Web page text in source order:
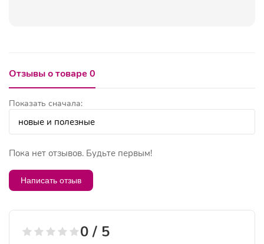
Отзывы о товаре 0
Показать сначала:
Пока нет отзывов. Будьте первым!
Написать отзыв
0 / 5